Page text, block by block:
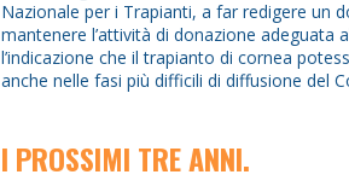
Nazionale per i Trapianti, a far redigere un
mantenere l’attività di donazione adeguata
l’indicazione che il trapianto di cornea
anche nelle fasi più difficili di diffusione del
I PROSSIMI TRE ANNI.